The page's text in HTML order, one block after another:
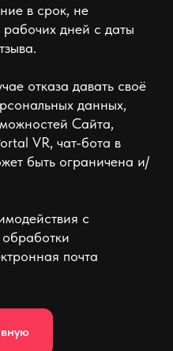
в срок, не
дней с даты
отказа давать своё
данных,
Сайта,
VR, чат-бота в
быть ограничена и/
с
почта